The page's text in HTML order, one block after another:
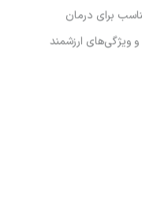
برای درمان
ویژگی‌های ارزشمند